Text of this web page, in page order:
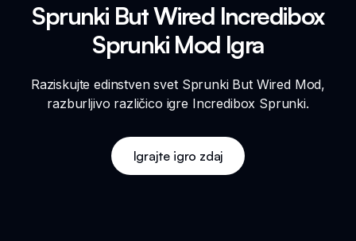
Sprunki But Wired Incredibox
Sprunki Mod Igra
Raziskujte edinstven svet Sprunki But Wired Mod,
razburljivo različico igre Incredibox Sprunki.
Igrajte igro zdaj